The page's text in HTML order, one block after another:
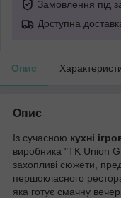
Замовлення під
Доступна
Опис
Опис
Із сучасною кухні
виробника "TK Union
захопливі сюжети,
першокласного
яка готує смачну